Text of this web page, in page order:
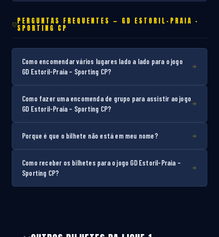
PERGUNTAS FREQUENTES — GD ESTORIL-PRAIA –
SPORTING CP
Como encomendar vários lugares lado a lado para o jogo
GD Estoril-Praia – Sporting CP?
Como fazer uma encomenda de grupo para assistir ao jogo
GD Estoril-Praia – Sporting CP?
Porque é que o bilhete não está em meu nome?
Como receber os bilhetes para o jogo GD Estoril-Praia –
Sporting CP?